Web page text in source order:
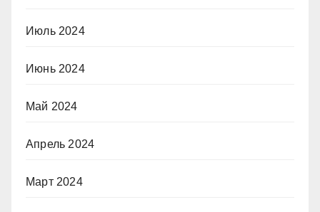
Июль 2024
Июнь 2024
Май 2024
Апрель 2024
Март 2024